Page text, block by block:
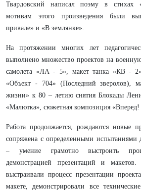
Твардовский написал поэму в стихах
мотивам этого произведения были
привале» и «В землянке».
На протяжении многих лет
выполнено множество проектов на
самолета «ЛА - 5», макет танка «КВ -
«Объект - 704» (Последний зверолов),
жизни» к 80 – летию снятия Блокады
«Малютка», сюжетная композиция
Работа продолжается, рождаются новые
сопряжена с определенными испытаниями
– умение грамотно выстроить
демонстрацией презентаций и
выстраивали процесс презентации
макете, демонстрировали все